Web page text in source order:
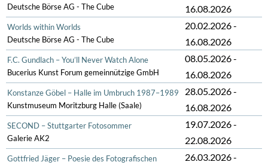
Deutsche Börse AG - The Cube
16.08.2026
Worlds within Worlds
Deutsche Börse AG - The Cube
20.02.2026-
16.08.2026
F.C. Gundlach – You’ll Never Watch Alone
Bucerius Kunst Forum gemeinnützige GmbH
08.05.2026-
16.08.2026
Konstanze Göbel – Halle im Umbruch 1987–1989
Kunstmuseum Moritzburg Halle (Saale)
28.05.2026-
16.08.2026
SECOND – Stuttgarter Fotosommer
Galerie AK2
19.07.2026-
22.08.2026
Gottfried Jäger – Poesie des Fotografischen
26.03.2026-